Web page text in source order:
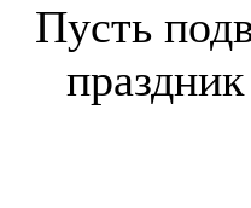
Пусть